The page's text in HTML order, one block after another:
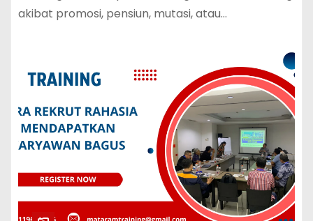
akibat promosi, pensiun, mutasi, atau…